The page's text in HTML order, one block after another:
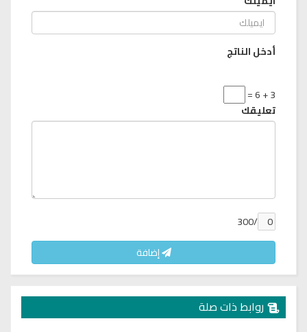
أدخل الناتج
3 + 6 =
تعليقك
/300
إضافة
روابط ذات صلة